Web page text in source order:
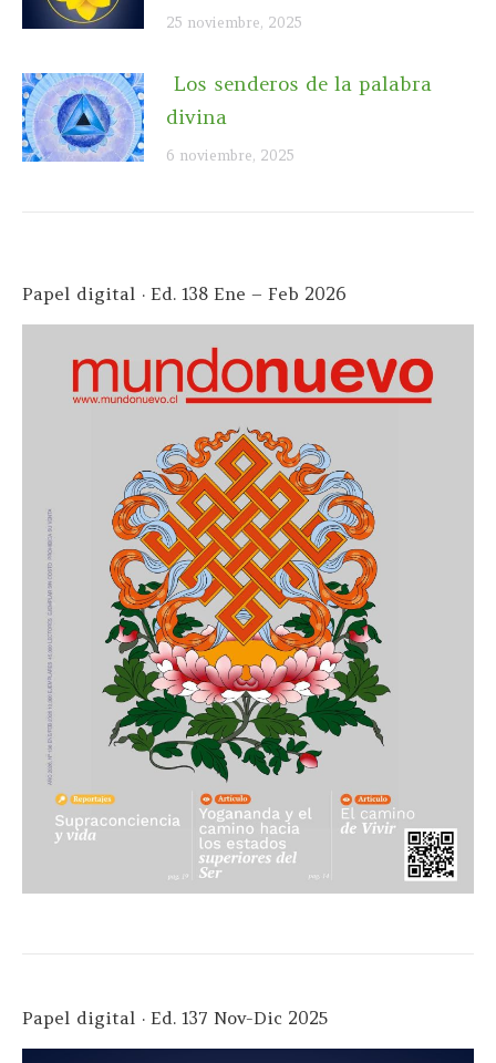
25 noviembre, 2025
Los senderos de la palabra
divina
6 noviembre, 2025
Papel digital · Ed. 138 Ene – Feb 2026
Papel digital · Ed. 137 Nov-Dic 2025